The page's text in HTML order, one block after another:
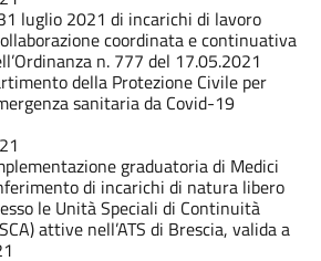
luglio 2021 di incarichi di lavoro
coordinata e continuativa
n. 777 del 17.05.2021
della Protezione Civile per
sanitaria da Covid-19
graduatoria di Medici
di incarichi di natura libero
le Unità Speciali di Continuità
attive nell’ATS di Brescia, valida a